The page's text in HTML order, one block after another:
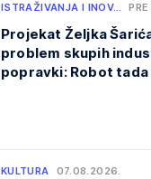
ISTRAŽIVANJA I INOV…
Projekat Željka
problem skupih
popravki: Robot
KULTURA 07.08.2026.